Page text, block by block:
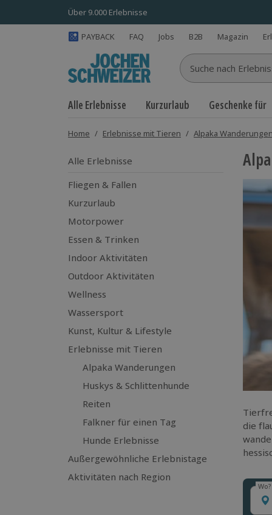
Über 9.000 Erlebnisse
PAYBACK FAQ Jobs B2B Magazin
Suche nach
Alle Erlebnisse Kurzurlaub Geschenke für
Home / Erlebnisse mit Tieren / Alpaka
Alle Erlebnisse
Fliegen & Fallen
Kurzurlaub
Motorpower
Essen & Trinken
Indoor Aktivitäten
Outdoor Aktivitäten
Wellness
Wassersport
Kunst, Kultur & Lifestyle
Erlebnisse mit Tieren
Alpaka Wanderungen
Huskys & Schlittenhunde
Reiten
Falkner für einen Tag
Hunde Erlebnisse
Außergewöhnliche Erlebnistage
Aktivitäten nach Region
die
Wo?
Wo?